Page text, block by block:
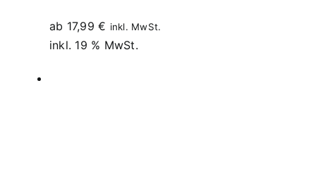
ab 17,99€ inkl. MwSt.
inkl. 19 % MwSt.